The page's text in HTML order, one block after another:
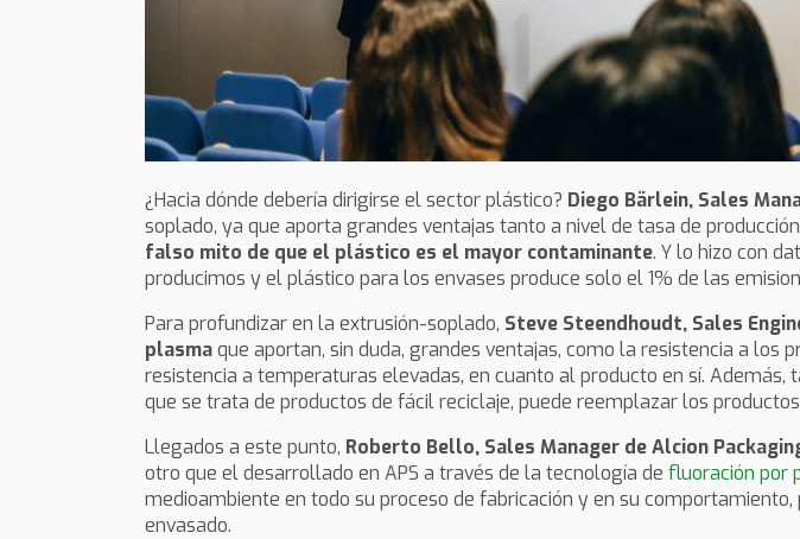
¿Hacia dónde debería dirigirse el sector plástico? Diego Bärlein, Sales
soplado, ya que aporta grandes ventajas tanto a nivel de tasa de
falso mito de que el plástico es el mayor contaminante. Y lo hizo con
producimos y el plástico para los envases produce solo el 1% de las
Para profundizar en la extrusión-soplado, Steve Steendhoudt, Sales
plasmaque aportan, sin duda, grandes ventajas, como la resistencia a
resistencia a temperaturas elevadas, en cuanto al producto en sí. Además,
que se trata de productos de fácil reciclaje, puede reemplazar los
Llegados a este punto, Roberto Bello, Sales Manager de Alcion
otro que el desarrollado en APS a través de la tecnología de fluoración por
medioambiente en todo su proceso de fabricación y en su
envasado.